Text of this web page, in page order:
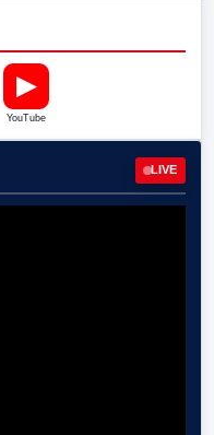
▶
YouTube
LIVE